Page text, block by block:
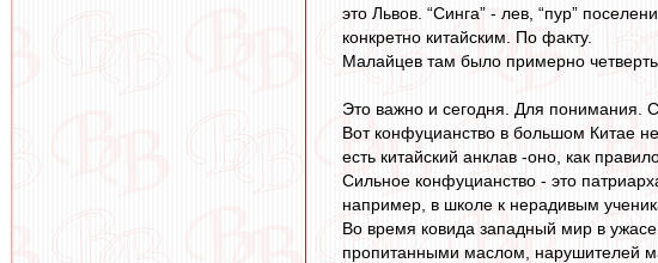
это Львов. “Синга” - лев, “пур”
конкретно китайским. По факту.
Малайцев там было примерно
Это важно и сегодня. Для понимания.
Вот конфуцианство в большом Китае
есть китайский анклав -оно, как
Сильное конфуцианство - это
например, в школе к нерадивым
Во время ковида западный мир в
пропитанными маслом, нарушителей